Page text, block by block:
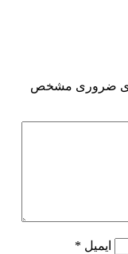
های ضروری مشخص
ایمیل *